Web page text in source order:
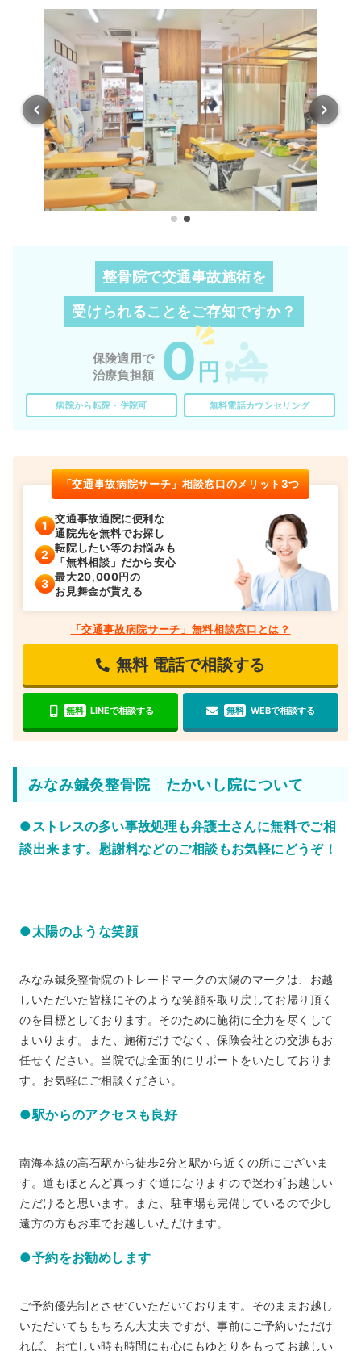
整骨院で交通事故施術を
受けられることをご存知ですか？
保険適用で
治療負担額
0 円
病院から転院・併院可 無料電話カウンセリング
「交通事故病院サーチ」相談窓口のメリット3つ
交通事故通院に便利な
通院先を無料でお探し
転院したい等のお悩みも
「無料相談」だから安心
最大20,000円の
お見舞金が貰える
「交通事故病院サーチ」無料相談窓口とは？
無料 電話で相談する
無料 LINEで相談する 無料 WEBで相談する
みなみ鍼灸整骨院 たかいし院について
●ストレスの多い事故処理も弁護士さんに無料でご相
談出来ます。慰謝料などのご相談もお気軽にどうぞ！
●太陽のような笑顔
みなみ鍼灸整骨院のトレードマークの太陽のマークは、お越
しいただいた皆様にそのような笑顔を取り戻してお帰り頂く
のを目標としております。そのために施術に全力を尽くして
まいります。また、施術だけでなく、保険会社との交渉もお
任せください。当院では全面的にサポートをいたしておりま
す。お気軽にご相談ください。
●駅からのアクセスも良好
南海本線の高石駅から徒歩2分と駅から近くの所にございま
す。道もほとんど真っすぐ道になりますので迷わずお越しい
ただけると思います。また、駐車場も完備しているので少し
遠方の方もお車でお越しいただけます。
●予約をお勧めします
ご予約優先制とさせていただいております。そのままお越し
いただいてももちろん大丈夫ですが、事前にご予約いただけ
れば、お忙しい時も時間にも心にもゆとりをもってお越しい